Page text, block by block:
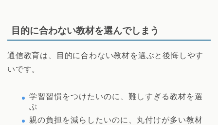
目的に合わない教材を選んでしまう
通信教育は、目的に合わない教材を選ぶと後悔しやす
いです。
学習習慣をつけたいのに、難しすぎる教材を選
ぶ
親の負担を減らしたいのに、丸付けが多い教材